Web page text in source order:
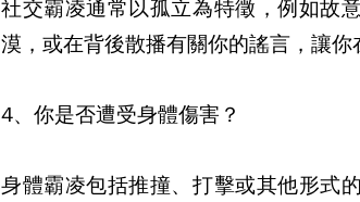
社交霸凌通常以孤立為特徵，例如故
漠，或在背後散播有關你的謠言，讓你
4、你是否遭受身體傷害？
身體霸凌包括推撞、打擊或其他形式